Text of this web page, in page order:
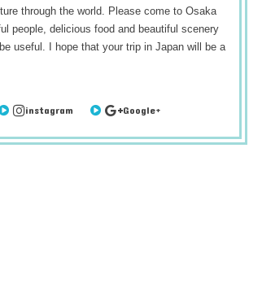
through the world. Please come to Osaka
people, delicious food and beautiful scenery
useful. I hope that your trip in Japan will be a
instagram Google+